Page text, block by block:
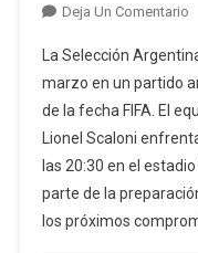
Deja Un ComentarioEn
La Selección
marzo en un partido
de la fecha FIFA. El
Lionel Scaloni
las 20:30 en el
parte de la
los próximos